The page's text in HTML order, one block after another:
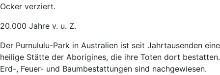
Ocker verziert.
20.000 Jahre v. u. Z.
Der Purnululu-Park in Australien ist seit Jahrtausenden eine
heilige Stätte der Aborigines, die ihre Toten dort bestatten.
Erd-, Feuer- und Baumbestattungen sind nachgewiesen.